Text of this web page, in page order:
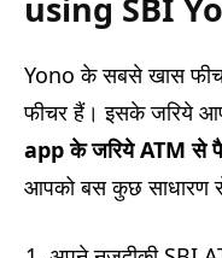
using SBI
Yono के सबसे खास
फीचर हैं। इसके जरिये
appके जरिये ATMसे
आपको बस कुछ साधारण